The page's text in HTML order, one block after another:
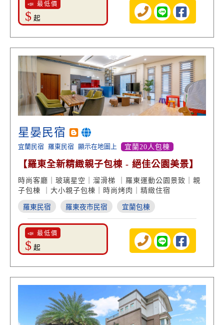
📣 最低價
$ 起
星晏民宿
宜蘭民宿 羅東民宿 顯示在地圖上 宜蘭20人包棟
【羅東全新精緻親子包棟 - 絕佳公園美景】
時尚客廳｜玻璃星空｜溜滑梯 ｜羅東運動公園景致｜親
子包棟 ｜大小親子包棟｜時尚烤肉｜精緻住宿
羅東民宿 羅東夜市民宿 宜蘭包棟
📣 最低價
$ 起